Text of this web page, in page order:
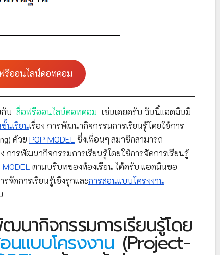
รีออนไลน์ดอทคอม
บ สื่อฟรีออนไลน์ดอทคอม เช่นเคยครับ วันนี้แอดมินมี
นเรียนเรื่อง การพัฒนากิจกรรมการเรียนรู้โดยใช้การ
ด้วย POP MODEL ซึ่งเพื่อนๆ สมาชิกสามารถ
ง การพัฒนากิจกรรมการเรียนรู้โดยใช้การจัดการเรียนรู้
MODEL ตามบริบทของห้องเรียน ได้ครับ แอดมินขอ
จัดการเรียนรู้เชิงรุกและการสอนแบบโครงงาน
นากิจกรรมการเรียนรู้โดย
นแบบโครงงาน (Project-